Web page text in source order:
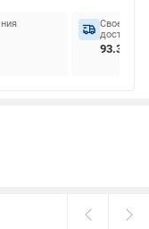
доставок
93.33%